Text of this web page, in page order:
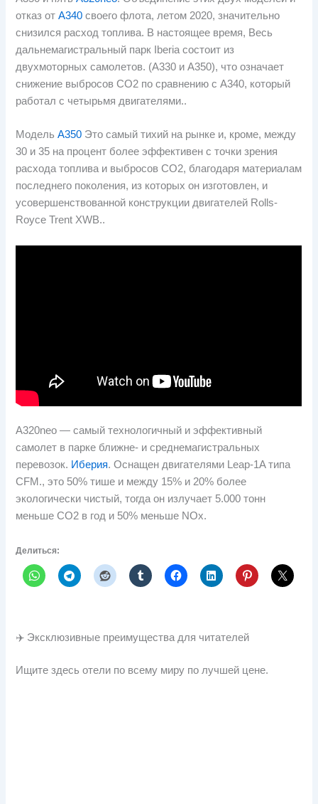
отказ отА340 своего флота, летом 2020, значительно
снизился расход топлива. В настоящее время, Весь
дальнемагистральный парк Iberia состоит из
двухмоторных самолетов. (А330 и А350), что означает
снижение выбросов CO2 по сравнению с А340, который
работал с четырьмя двигателями..
МодельА350 Это самый тихий на рынке и, кроме, между
30 и 35 на процент более эффективен с точки зрения
расхода топлива и выбросов CO2, благодаря материалам
последнего поколения, из которых он изготовлен, и
усовершенствованной конструкции двигателей Rolls-
Royce Trent XWB..
A320neo — самый технологичный и эффективный
самолет в парке ближне- и среднемагистральных
перевозок. Иберия. Оснащен двигателями Leap-1A типа
CFM., это 50% тише и между 15% и 20% более
экологически чистый, тогда он излучает 5.000 тонн
меньше CO2 в год и 50% меньше NOx.
Делиться:
✈️ Эксклюзивные преимущества для читателей
Ищите здесь отели по всему миру по лучшей цене.